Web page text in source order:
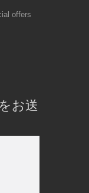
offers
お送